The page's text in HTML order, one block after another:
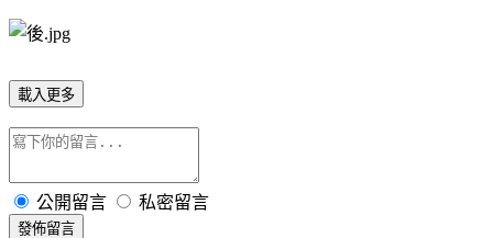
載入更多
公開留言 私密留言
發佈留言